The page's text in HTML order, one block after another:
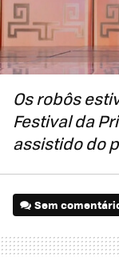
Os robôs
Festival da
assistido do
Sem